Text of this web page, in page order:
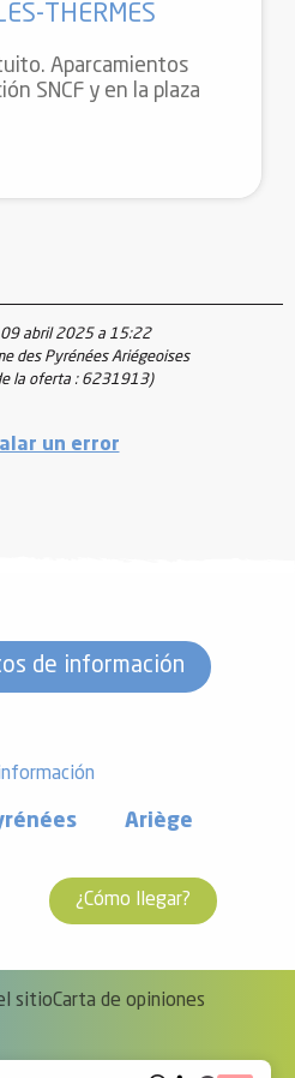
THERMES
Aparcamientos
SNCF y en la plaza
abril 2025 a 15:22
des Pyrénées Ariégeoises
la oferta : 6231913)
un error
de información
Ariège
¿Cómo llegar?
sitioCarta de opiniones